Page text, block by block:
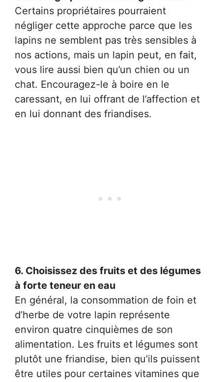
Certains propriétaires pourraient
négliger cette approche parce que les
lapins ne semblent pas très sensibles à
nos actions, mais un lapin peut, en fait,
vous lire aussi bien qu’un chien ou un
chat. Encouragez-le à boire en le
caressant, en lui offrant de l’affection et
en lui donnant des friandises.
6. Choisissez des fruits et des légumes
à forte teneur en eau
En général, la consommation de foin et
d’herbe de votre lapin représente
environ quatre cinquièmes de son
alimentation. Les fruits et légumes sont
plutôt une friandise, bien qu’ils puissent
être utiles pour certaines vitamines que